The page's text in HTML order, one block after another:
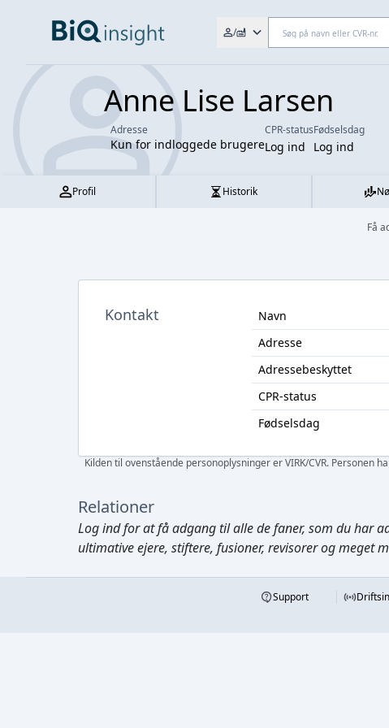
/
Anne Lise Larsen
Adresse
Kun for indloggede brugere
CPR-status
Log ind
Fødselsdag
Log ind
Profil Historik
Få
Kontakt Navn
Adresse
Adressebeskyttet
CPR-status
Fødselsdag
Kilden til ovenstående personoplysninger er VIRK/CVR. Personen
Relationer
Log indfor at få adgang til alle de faner, som du har
ultimative ejere, stiftere, fusioner, revisorer og meget
Support